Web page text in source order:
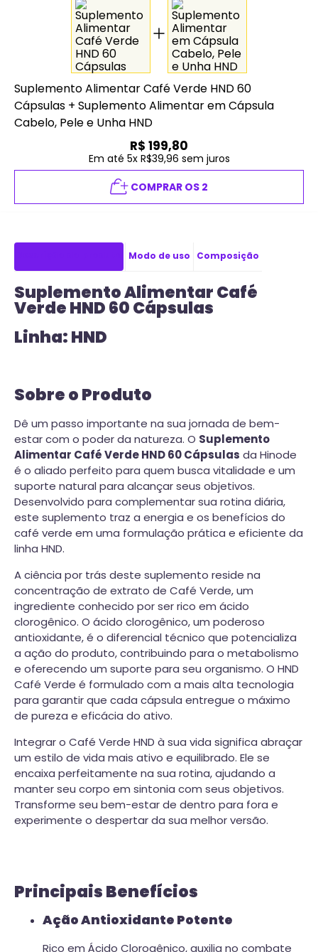
Suplemento Alimentar Café Verde HND 60
Cápsulas + Suplemento Alimentar em Cápsula
Cabelo, Pele e Unha HND
R$ 199,80
Em até 5x R$39,96 sem juros
COMPRAR OS 2
Modo de uso Composição
Suplemento Alimentar Café
Verde HND 60 Cápsulas
Linha: HND
Sobre o Produto
Dê um passo importante na sua jornada de bem-
estar com o poder da natureza. O Suplemento
Alimentar Café Verde HND 60 Cápsulas da Hinode
é o aliado perfeito para quem busca vitalidade e um
suporte natural para alcançar seus objetivos.
Desenvolvido para complementar sua rotina diária,
este suplemento traz a energia e os benefícios do
café verde em uma formulação prática e eficiente da
linha HND.
A ciência por trás deste suplemento reside na
concentração de extrato de Café Verde, um
ingrediente conhecido por ser rico em ácido
clorogênico. O ácido clorogênico, um poderoso
antioxidante, é o diferencial técnico que potencializa
a ação do produto, contribuindo para o metabolismo
e oferecendo um suporte para seu organismo. O HND
Café Verde é formulado com a mais alta tecnologia
para garantir que cada cápsula entregue o máximo
de pureza e eficácia do ativo.
Integrar o Café Verde HND à sua vida significa abraçar
um estilo de vida mais ativo e equilibrado. Ele se
encaixa perfeitamente na sua rotina, ajudando a
manter seu corpo em sintonia com seus objetivos.
Transforme seu bem-estar de dentro para fora e
experimente o despertar da sua melhor versão.
Principais Benefícios
Ação Antioxidante Potente
Rico em Ácido Clorogênico, auxilia no combate